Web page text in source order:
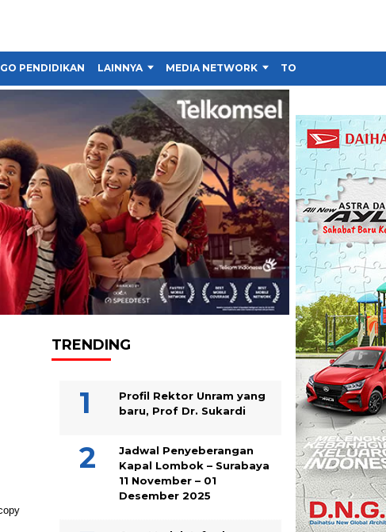
GO PENDIDIKAN LAINNYA MEDIA NETWORK TOKO
TRENDING
Profil Rektor Unram yang
baru, Prof Dr. Sukardi
Jadwal Penyeberangan
Kapal Lombok – Surabaya
11 November – 01
Desember 2025